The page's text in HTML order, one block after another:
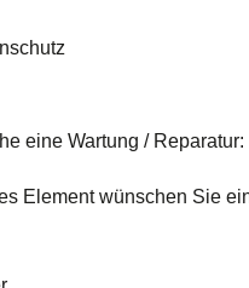
eine Wartung / Reparatur:
Element wünschen Sie